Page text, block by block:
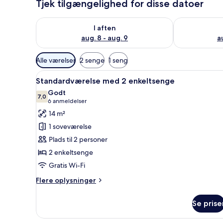
Tjek tilgængelighed for disse datoer
I aften
aug. 8 - aug. 9
Tjek tilgængelighed for i aften aug. 8 - aug. 9
Tjek
Tilgængelige
filtre
for
værelser
Alle værelser 2 senge 1 seng
Indlæs
alle
billeder
af
Standardværelse
med
2
enkeltsenge
Et hotelværelse med en stor
1
Standardværelse med 2 enkeltsenge
7,07,0 ud af 10
Godt
6 anmeldelser
(6
anmeldelser)
14 m²
1 soveværelse
Plads til 2 personer
2 enkeltsenge
Gratis Wi-Fi
Flere oplysninger
Flere
med
Se